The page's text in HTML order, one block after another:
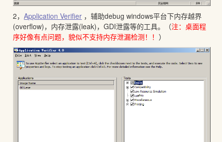
2，Application Verifier ，辅助debug windows平台下内存越界
(overflow)，内存泄露(leak)，GDI泄露等的工具。（注：桌面程
序好像有点问题，貌似不支持内存泄漏检测！！ ）